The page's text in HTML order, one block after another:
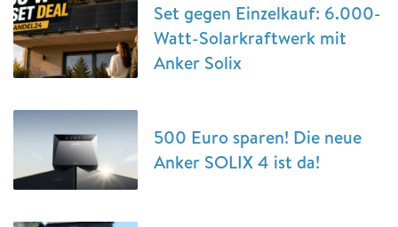
Set gegen Einzelkauf: 6.000-
Watt-Solarkraftwerk mit
Anker Solix
500 Euro sparen! Die neue
Anker SOLIX 4 ist da!